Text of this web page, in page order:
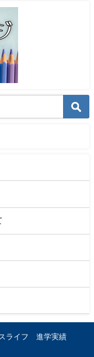
ライフ
進学実績